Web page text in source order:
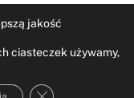
jakość
ciasteczek używamy,
ZAMKNIJ